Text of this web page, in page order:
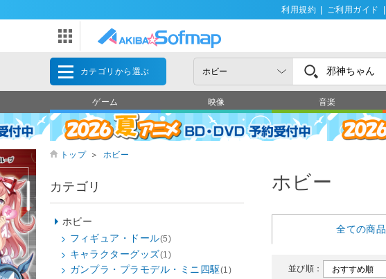
利用規約 ご利用ガイド
カテゴリから選ぶ
ゲーム 映像 音楽
トップ ＞ ホビー
ホビー
全ての商品
並び順：
カテゴリ
ホビー
フィギュア・ドール(5)
キャラクターグッズ(1)
ガンプラ・プラモデル・ミニ四駆(1)